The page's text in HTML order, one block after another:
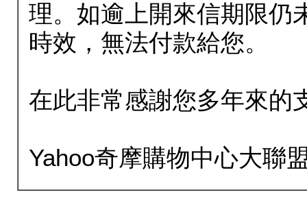
理。如逾上開來信期限仍
時效，無法付款給您。
在此非常感謝您多年來的
Yahoo奇摩購物中心大